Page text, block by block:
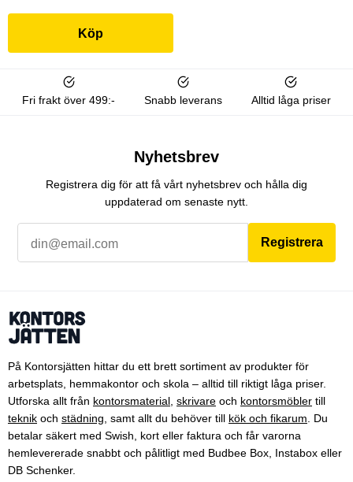
Köp
Fri frakt över 499:- Snabb leverans Alltid låga priser
Nyhetsbrev
Registrera dig för att få vårt nyhetsbrev och hålla dig
uppdaterad om senaste nytt.
Registrera
På Kontorsjätten hittar du ett brett sortiment av produkter för
arbetsplats, hemmakontor och skola – alltid till riktigt låga priser.
Utforska allt från kontorsmaterial skrivare och kontorsmöbler till
teknik och städning , samt allt du behöver till kök och fikarum . Du
betalar säkert med Swish, kort eller faktura och får varorna
hemlevererade snabbt och pålitligt med Budbee Box, Instabox eller
DB Schenker.